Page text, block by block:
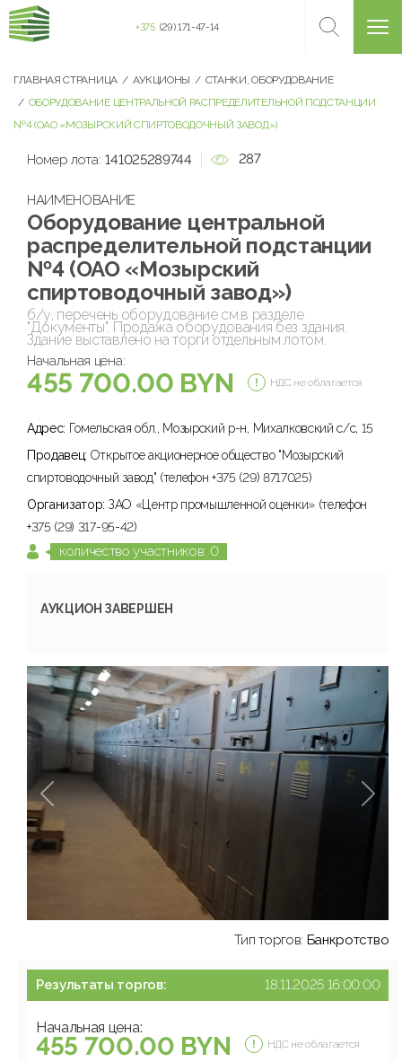
+375 (29) 171-47-14
ГЛАВНАЯ СТРАНИЦА АУКЦИОНЫ
СТАНКИ, ОБОРУДОВАНИЕ
ОБОРУДОВАНИЕ ЦЕНТРАЛЬНОЙ РАСПРЕДЕЛИТЕЛЬНОЙ ПОДСТАНЦИИ
№4 (ОАО «МОЗЫРСКИЙ СПИРТОВОДОЧНЫЙ ЗАВОД»)
Номер лота: 141025289744 287
НАИМЕНОВАНИЕ
Оборудование центральной
распределительной подстанции
№4 (ОАО «Мозырский
спиртоводочный завод»)
б/у, перечень оборудование см.в разделе
"Документы". Продажа оборудования без здания.
Здание выставлено на торги отдельным лотом.
Начальная цена:
455 700.00 BYN НДС не облагается
Адрес: Гомельская обл., Мозырский р-н, Михалковский с/с, 15
Продавец: Открытое акционерное общество "Мозырский
спиртоводочный завод" (телефон +375 (29) 8717025)
Организатор: ЗАО «Центр промышленной оценки» (телефон
+375 (29) 317-95-42)
количество участников: 0
АУКЦИОН ЗАВЕРШЕН
Тип торгов: Банкротство
Результаты торгов: 18.11.2025 16:00:00
Начальная цена:
455 700.00 BYN НДС не облагается